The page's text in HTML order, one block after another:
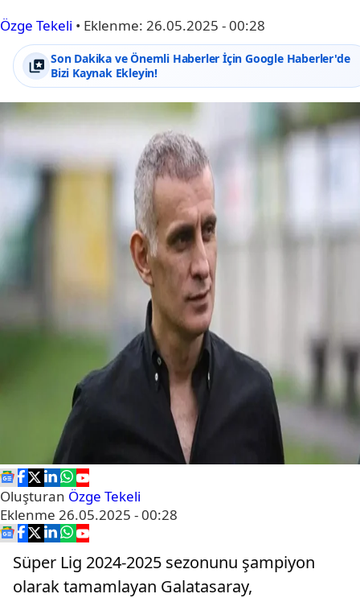
Özge Tekeli • Eklenme: 26.05.2025 - 00:28
Son Dakika ve Önemli Haberler İçin Google Haberler'de
Bizi Kaynak Ekleyin!
Oluşturan Özge Tekeli
Eklenme 26.05.2025 - 00:28
Süper Lig 2024-2025 sezonunu şampiyon
olarak tamamlayan Galatasaray,